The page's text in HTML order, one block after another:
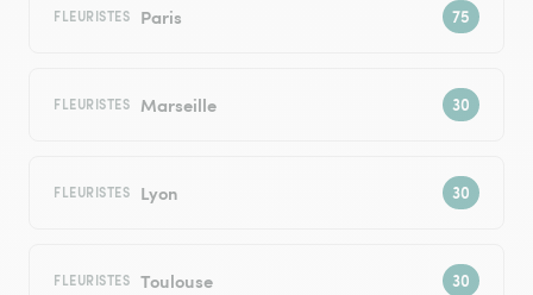
FLEURISTES Paris
FLEURISTES Marseille
FLEURISTES Lyon
FLEURISTES Toulouse